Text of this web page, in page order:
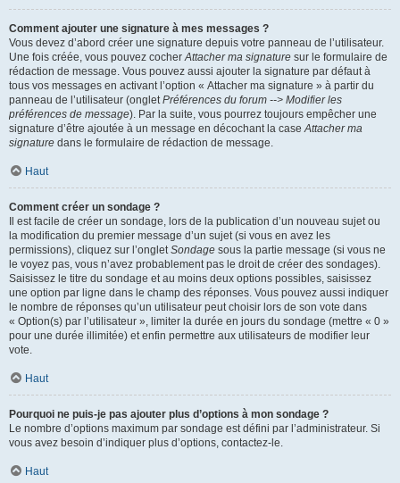
Comment ajouter une signature à mes messages ?
Vous devez d’abord créer une signature depuis votre panneau de l’utilisateur.
Une fois créée, vous pouvez cocherAttacher ma signature sur le formulaire de
rédaction de message. Vous pouvez aussi ajouter la signature par défaut à
tous vos messages en activant l’option « Attacher ma signature » à partir du
panneau de l’utilisateur (ongletPréférences du forum --> Modifier les
préférences de message). Par la suite, vous pourrez toujours empêcher une
signature d’être ajoutée à un message en décochant la caseAttacher ma
signature dans le formulaire de rédaction de message.
Haut
Comment créer un sondage ?
Il est facile de créer un sondage, lors de la publication d’un nouveau sujet ou
la modification du premier message d’un sujet (si vous en avez les
permissions), cliquez sur l’ongletSondage sous la partie message (si vous ne
le voyez pas, vous n’avez probablement pas le droit de créer des sondages).
Saisissez le titre du sondage et au moins deux options possibles, saisissez
une option par ligne dans le champ des réponses. Vous pouvez aussi indiquer
le nombre de réponses qu’un utilisateur peut choisir lors de son vote dans
« Option(s) par l’utilisateur », limiter la durée en jours du sondage (mettre « 0 »
pour une durée illimitée) et enfin permettre aux utilisateurs de modifier leur
vote.
Haut
Pourquoi ne puis-je pas ajouter plus d’options à mon sondage ?
Le nombre d’options maximum par sondage est défini par l’administrateur. Si
vous avez besoin d’indiquer plus d’options, contactez-le.
Haut